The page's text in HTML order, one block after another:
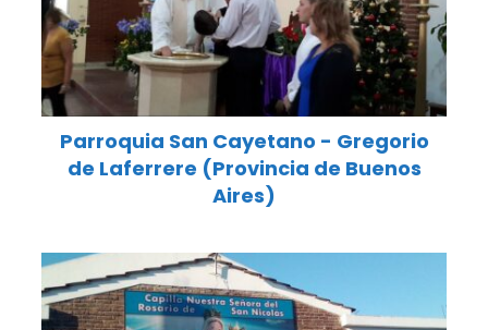
Parroquia San Cayetano - Gregorio
de Laferrere (Provincia de Buenos
Aires)